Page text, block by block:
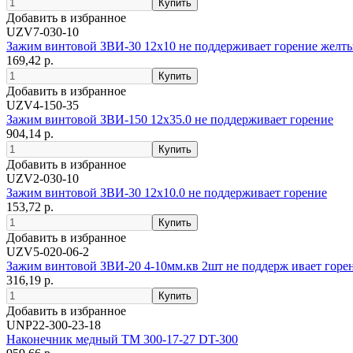
Добавить в избранное
UZV7-030-10
Зажим винтовой ЗВИ-30 12х10 не поддерживает горение
169,42 р.
Добавить в избранное
UZV4-150-35
Зажим винтовой ЗВИ-150 12х35.0 не поддерживает горение
904,14 р.
Добавить в избранное
UZV2-030-10
Зажим винтовой ЗВИ-30 12х10.0 не поддерживает горение
153,72 р.
Добавить в избранное
UZV5-020-06-2
Зажим винтовой ЗВИ-20 4-10мм.кв 2шт не поддерж ивает
316,19 р.
Добавить в избранное
UNP22-300-23-18
Наконечник медный ТМ 300-17-27 DT-300